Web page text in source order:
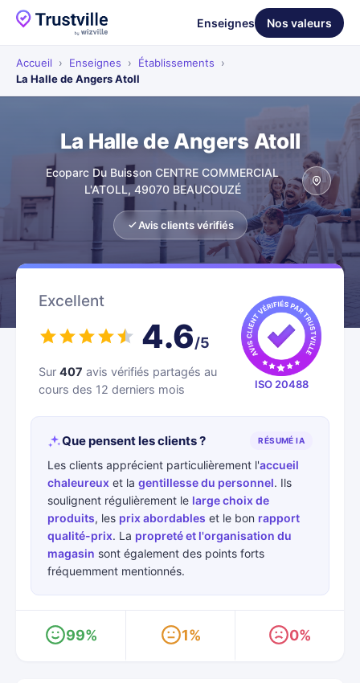
Enseignes Nos valeurs
Accueil › Enseignes › Établissements
›
La Halle de Angers Atoll
La Halle de Angers Atoll
Ecoparc Du Buisson CENTRE COMMERCIAL
L'ATOLL, 49070 BEAUCOUZÉ
Avis clients vérifiés
Excellent
4.6/5
Sur 407 avis vérifiés partagés au
cours des 12 derniers mois
ISO 20488
Que pensent les clients ? RÉSUMÉ IA
Les clients apprécient particulièrement l'accueil
chaleureux et la gentillesse du personnel. Ils
soulignent régulièrement le large choix de
produits, les prix abordables et le bon rapport
qualité-prix. La propreté et l'organisation du
magasin sont également des points forts
fréquemment mentionnés.
99% 1% 0%